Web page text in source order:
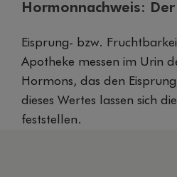
Hormonnachweis:
Eisprung- bzw.
Apotheke messen im Urin
Hormons, das den
dieses Wertes lassen sich
feststellen.